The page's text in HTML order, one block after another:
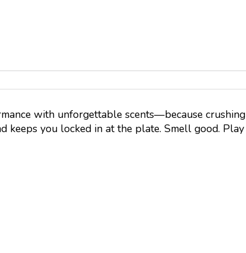
with unforgettable scents—because crushing
keeps you locked in at the plate. Smell good. Play